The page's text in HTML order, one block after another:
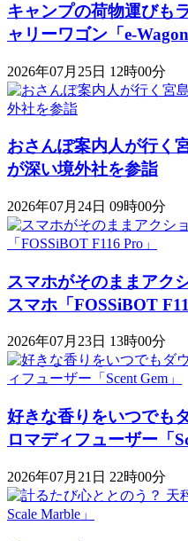
キャンプの荷物運びも
ャリーワゴン「​​e-Wagon
2026年07月25日 12時00分
おさんぽ案内人が行
が深い境外社を参詣
2026年07月24日 09時00分
スマホがそのままアク
スマホ「FOSSiBOT
2026年07月23日 13時00分
好きな香りをいつでも
ロマディフューザー「
2026年07月21日 22時00分